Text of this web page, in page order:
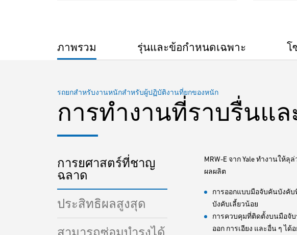
ภาพรวม รุ่นและข้อกำหนดเฉพาะ โ
รถยกสำหรับงานหนักสำหรับผู้ปฏิบัติงานที่ยกของหนัก
การทำงานที่ราบรื่นแ
การยศาสตร์ที่ชาญ
ฉลาด
ประสิทธิผลสูงสุด
สามารถซ่อมบำรุงได้
MRW-E จาก Yale ทำงานใ
ผลผลิต
การออกแบบมือจับคันบังคั
บังคับเลี้ยวน้อย
การควบคุมที่ติดตั้งบนมือจั
ออก การเอียง และอื่น ๆ ได้